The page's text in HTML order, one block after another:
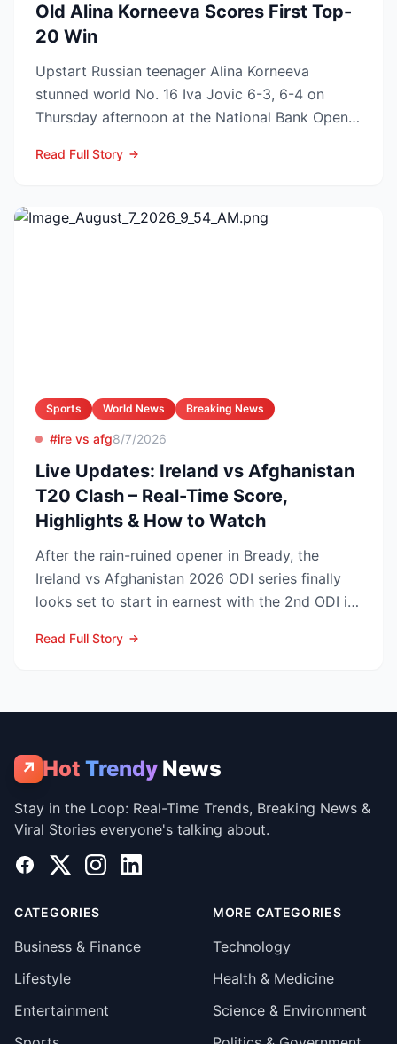
Old Alina Korneeva Scores First Top-
20 Win
Upstart Russian teenager Alina Korneeva
stunned world No. 16 Iva Jovic 6-3, 6-4 on
Thursday afternoon at the National Bank Open
Read Full Story
Sports World News Breaking News
#ire vs afg8/7/2026
Live Updates: Ireland vs Afghanistan
T20 Clash – Real-Time Score,
Highlights & How to Watch
After the rain-ruined opener in Bready, the
Ireland vs Afghanistan 2026 ODI series finally
looks set to start in earnest with the 2nd ODI in
Read Full Story
↗ Hot Trendy News
Stay in the Loop: Real-Time Trends, Breaking News &
Viral Stories everyone's talking about.
Facebook
X InstagramLinkedIn
CATEGORIES
Business & Finance
Lifestyle
Entertainment
MORE CATEGORIES
Technology
Health & Medicine
Science & Environment